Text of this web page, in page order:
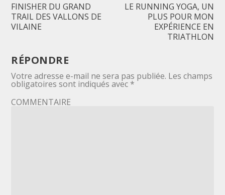
FINISHER DU GRAND
TRAIL DES VALLONS DE
VILAINE
LE RUNNING YOGA, UN
PLUS POUR MON
EXPÉRIENCE EN
TRIATHLON
RÉPONDRE
Votre adresse e-mail ne sera pas publiée. Les champs
obligatoires sont indiqués avec *
COMMENTAIRE